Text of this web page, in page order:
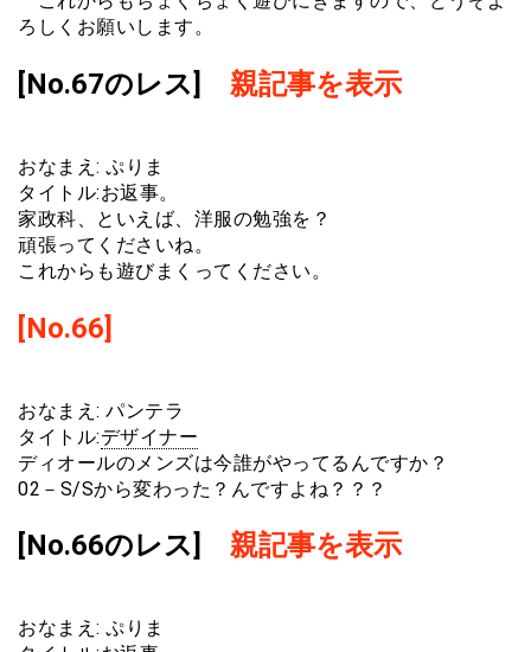
ろしくお願いします。
[No.67のレス] 親記事を表示
おなまえ: ぷりま
タイトル:お返事。
家政科、といえば、洋服の勉強を？
頑張ってくださいね。
これからも遊びまくってください。
[No.66]
おなまえ: パンテラ
タイトル:デザイナー
ディオールのメンズは今誰がやってるんですか？
02－S/Sから変わった？んですよね？？？
[No.66のレス] 親記事を表示
おなまえ: ぷりま